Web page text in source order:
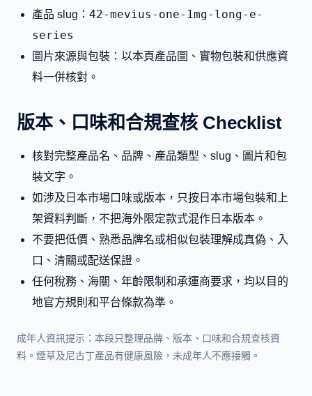
產品 slug： 42-mevius-one-1mg-long-e-
series
圖片來源與包裝：以本頁產品圖、實物包裝和供應資
料一併核對。
版本、口味和合規查核 Checklist
核對完整產品名、品牌、產品類型、slug、圖片和包
裝文字。
如涉及日本市場口味或版本，只按日本市場包裝和上
架資料判斷，不把海外限定款式混作日本版本。
不要把低價、熟悉品牌名或相似包裝理解成真偽、入
口、清關或配送保證。
任何稅務、海關、年齡限制和承運商要求，均以目的
地官方規則和平台條款為準。
成年人資訊提示：本段只整理品牌、版本、口味和合規查核資
料。煙草及尼古丁產品有健康風險，未成年人不應接觸。